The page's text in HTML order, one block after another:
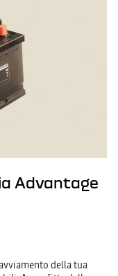
Advantage
della tua